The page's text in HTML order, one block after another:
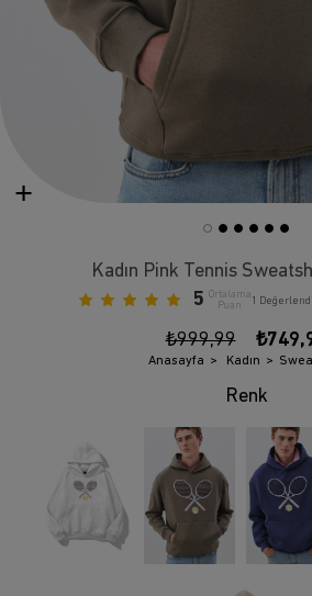
Kadın Pink Tennis
5 Ortalama
Puan
1
₺999,99
Anasayfa Kadın